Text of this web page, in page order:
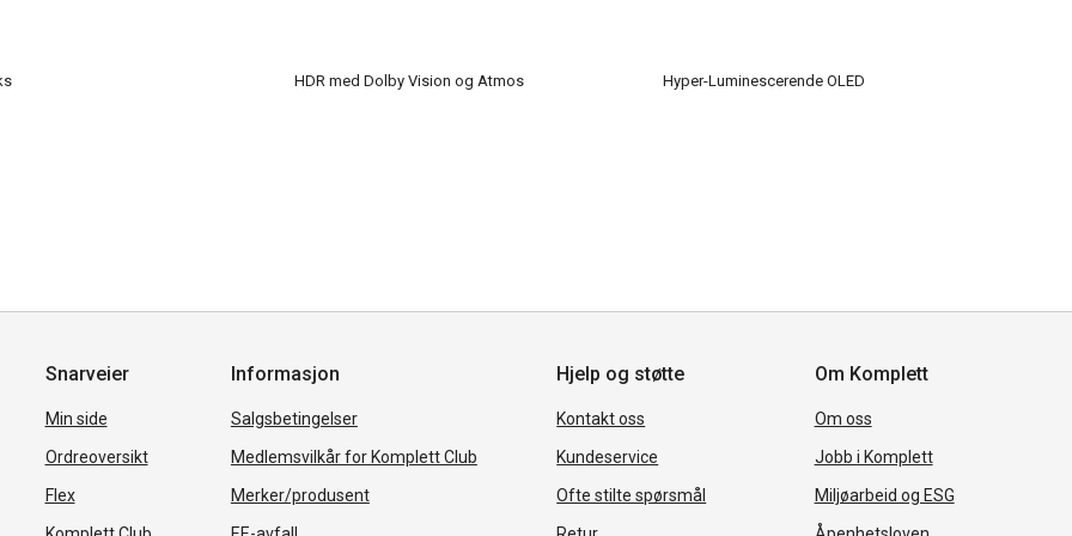
HDR med Dolby Vision og Atmos Hyper-Luminescerende OLED
Snarveier
Min side
Ordreoversikt
Flex
Informasjon
Salgsbetingelser
Medlemsvilkår for Komplett Club
Merker/produsent
Hjelp og støtte
Kontakt oss
Kundeservice
Ofte stilte spørsmål
Om Komplett
Om oss
Jobb i Komplett
Miljøarbeid og ESG